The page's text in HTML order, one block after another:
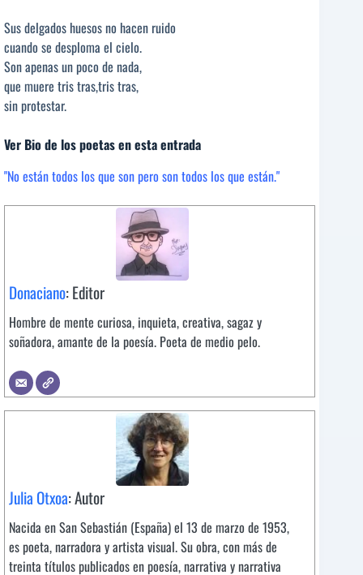
Sus delgados huesos no hacen ruido
cuando se desploma el cielo.
Son apenas un poco de nada,
que muere tris tras,tris tras,
sin protestar.
Ver Bio de los poetas en esta entrada
"No están todos los que son pero son todos los que están."
Donaciano: Editor
Hombre de mente curiosa, inquieta, creativa, sagaz y
soñadora, amante de la poesía. Poeta de medio pelo.
Julia Otxoa: Autor
Nacida en San Sebastián (España) el 13 de marzo de 1953,
es poeta, narradora y artista visual. Su obra, con más de
treinta títulos publicados en poesía, narrativa y narrativa